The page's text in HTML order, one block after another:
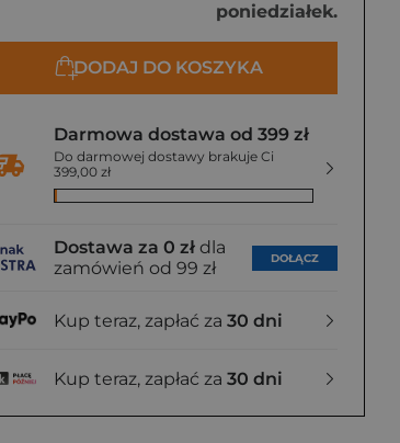
poniedziałek.
DODAJ DO KOSZYKA
Darmowa dostawa od 399 zł
Do darmowej dostawy brakuje Ci
399,00 zł
Dostawa za 0 zł dla
zamówień od 99 zł
DOŁĄCZ
Kup teraz, zapłać za 30 dni
Kup teraz, zapłać za 30 dni